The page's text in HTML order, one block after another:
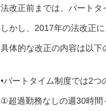
法改正前までは、パートタ
しかし、2017年の法改正
具体的な改正の内容は以下
•パートタイム制度では2つ
①超過勤務なしの週30時間